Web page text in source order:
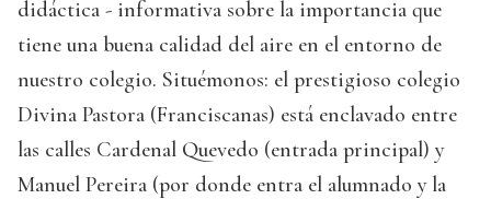
didáctica - informativa sobre la importancia que
tiene una buena calidad del aire en el entorno de
nuestro colegio. Situémonos: el prestigioso colegio
Divina Pastora (Franciscanas) está enclavado entre
las calles Cardenal Quevedo (entrada principal) y
Manuel Pereira (por donde entra el alumnado y la